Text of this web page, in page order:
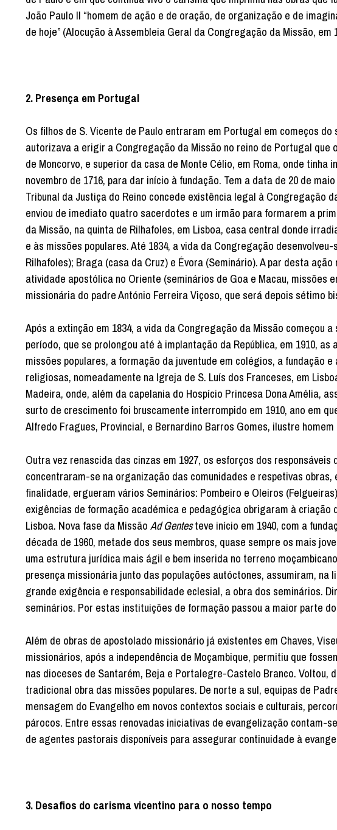
João Paulo II “homem de ação e de oração, de organização e de
de hoje” (Alocução à Assembleia Geral da Congregação da Missão, em
2. Presença em Portugal
Os filhos de S. Vicente de Paulo entraram em Portugal em começos do
autorizava a erigir a Congregação da Missão no reino de Portugal que
de Moncorvo, e superior da casa de Monte Célio, em Roma, onde
novembro de 1716, para dar início à fundação. Tem a data de 20 de
Tribunal da Justiça do Reino concede existência legal à Congregação
enviou de imediato quatro sacerdotes e um irmão para formarem a
da Missão, na quinta de Rilhafoles, em Lisboa, casa central donde
e às missões populares. Até 1834, a vida da Congregação
Rilhafoles); Braga (casa da Cruz) e Évora (Seminário). A par desta
atividade apostólica no Oriente (seminários de Goa e Macau, missões
missionária do padre António Ferreira Viçoso, que será depois sétimo
Após a extinção em 1834, a vida da Congregação da Missão começou
período, que se prolongou até à implantação da República, em 1910,
missões populares, a formação da juventude em colégios, a fundação
religiosas, nomeadamente na Igreja de S. Luís dos Franceses, em
Madeira, onde, além da capelania do Hospício Princesa Dona Amélia,
surto de crescimento foi bruscamente interrompido em 1910, ano em
Alfredo Fragues, Provincial, e Bernardino Barros Gomes, ilustre homem
Outra vez renascida das cinzas em 1927, os esforços dos
concentraram-se na organização das comunidades e respetivas
finalidade, ergueram vários Seminários: Pombeiro e Oleiros
exigências de formação académica e pedagógica obri­garam à criação
Lisboa. Nova fase da Missão Ad Gentesteve início em 1940, com a
década de 1960, metade dos seus membros, quase sempre os mais
uma estrutura jurídica mais ágil e bem inserida no terreno
presença missionária junto das populações autóctones, assumiram, na
grande exigência e responsabilidade eclesial, a obra dos seminários.
seminários. Por estas instituições de formação passou a maior parte
Além de obras de apostolado missionário já existentes em Chaves,
missionários, após a independência de Moçambique, permitiu que
nas dioceses de Santarém, Beja e Portalegre-Castelo Branco. Voltou,
tradicional obra das missões populares. De norte a sul, equipas de
mensagem do Evangelho em novos contextos sociais e culturais,
párocos. Entre essas renovadas iniciativas de evangelização contam-
de agentes pastorais disponíveis para assegurar continuida­de à
3. Desafios do carisma vicentino para o nosso tempo